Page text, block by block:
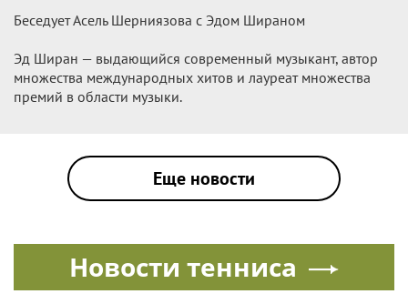
Беседует Асель Шерниязова с Эдом Шираном
Эд Ширан — выдающийся современный музыкант, автор
множества международных хитов и лауреат множества
премий в области музыки.
Еще новости
Новости тенниса